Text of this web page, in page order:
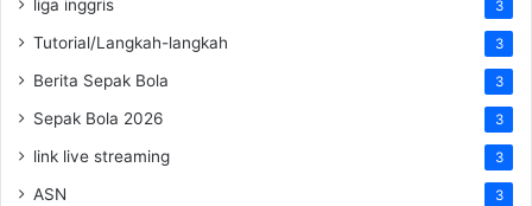
liga inggris 3
Tutorial/Langkah-langkah 3
Berita Sepak Bola 3
Sepak Bola 2026 3
link live streaming 3
ASN 3